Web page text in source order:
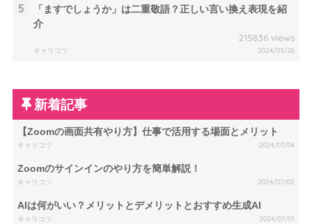
5
「ますでしょうか」は二重敬語？正しい言い換え表現を紹
介
215836 views
キャリコツ 2024/03/28
新着記事
【Zoomの画面共有やり方】仕事で活用する場面とメリット
キャリコツ 2024/07/04
Zoomのサインインのやり方を簡単解説！
キャリコツ 2024/07/02
AIは何がいい？メリットとデメリットとおすすめ生成AI
キャリコツ 2024/07/01